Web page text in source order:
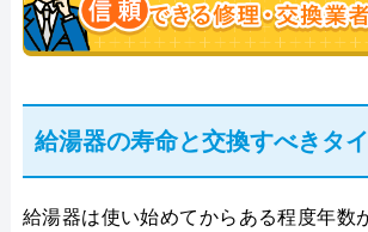
給湯器の寿命と交換すべきタ
給湯器は使い始めてからある程度年数